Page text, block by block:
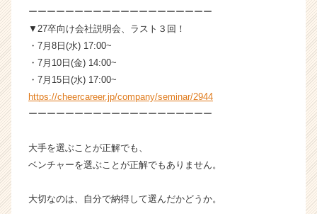
ーーーーーーーーーーーーーーーーーーーー
▼27卒向け会社説明会、ラスト３回！
・7月8日(水) 17:00~
・7月10日(金) 14:00~
・7月15日(水) 17:00~
https://cheercareer.jp/company/seminar/2944
ーーーーーーーーーーーーーーーーーーーー
大手を選ぶことが正解でも、
ベンチャーを選ぶことが正解でもありません。
大切なのは、自分で納得して選んだかどうか。